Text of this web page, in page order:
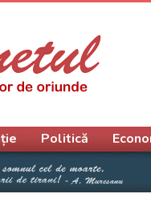
Politică